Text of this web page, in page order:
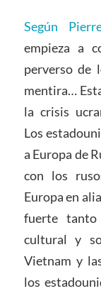
Según
empieza a
perverso de
mentira…
la crisis
Los
a Europa de
con los
Europa en
fuerte tanto
cultural y
Vietnam y
los